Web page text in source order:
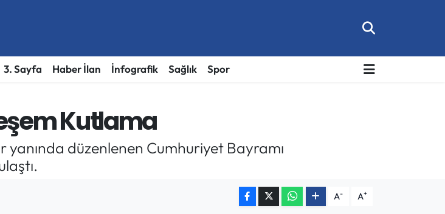
3. Sayfa Haber İlan İnfografik Sağlık Spor
Kutlama
düzenlenen Cumhuriyet Bayramı
A- A+